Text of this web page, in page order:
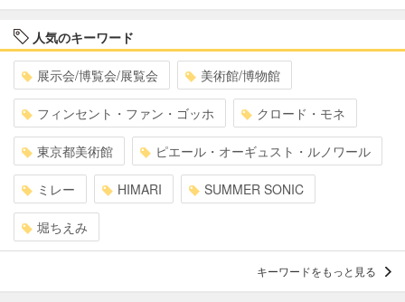
人気のキーワード
展示会/博覧会/展覧会 美術館/博物館
フィンセント・ファン・ゴッホ クロード・モネ
東京都美術館 ピエール・オーギュスト・ルノワール
ミレー HIMARI SUMMER SONIC
堀ちえみ
キーワードをもっと見る